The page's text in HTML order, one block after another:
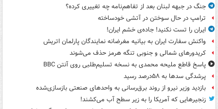
جنگ در جبهه لبنان بعد از تفاهم‌نامه چه تغییری کرده؟
ترامپ در حال سوختن در آتشی خودساخته
ایران را تست نکنید! جاده‌ی خشم ایران!
واکنش سفارت ایران به بیانیه مغرضانه نمایندگان پارلمان اتریش
کریدورهای شمالی و جنوبی تنگه هرمز حذف می‌شوند
پاسخ قاطع ملیحه محمدی به نسخه تسلیم‌طلبی روی آنتن BBC
پرشدگی سدها به ۵۸درصد رسید
بازدید وزیر نیرو از روند برق‌رسانی به واحدهای صنعتی بازسازی‌شده
زنجیرهایی که آمریکا را به زیر سطح آب می‌کشند!